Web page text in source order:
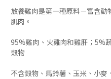
放養雞肉是第一種原料－富含
肌肉。
95%雞肉、火雞肉和雞肝；5%
穀物
不含穀物、馬鈴薯、玉米、小